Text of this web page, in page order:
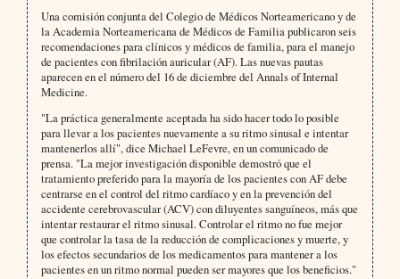
Una comisión conjunta del Colegio de Médicos Norteamericano y de
la Academia Norteamericana de Médicos de Familia publicaron seis
recomendaciones para clínicos y médicos de familia, para el manejo
de pacientes con fibrilación auricular (AF). Las nuevas pautas
aparecen en el número del 16 de diciembre del Annals of Internal
Medicine.
"La práctica generalmente aceptada ha sido hacer todo lo posible
para llevar a los pacientes nuevamente a su ritmo sinusal e intentar
mantenerlos allí", dice Michael LeFevre, en un comunicado de
prensa. "La mejor investigación disponible demostró que el
tratamiento preferido para la mayoría de los pacientes con AF debe
centrarse en el control del ritmo cardíaco y en la prevención del
accidente cerebrovascular (ACV) con diluyentes sanguíneos, más que
intentar restaurar el ritmo sinusal. Controlar el ritmo no fue mejor
que controlar la tasa de la reducción de complicaciones y muerte, y
los efectos secundarios de los medicamentos para mantener a los
pacientes en un ritmo normal pueden ser mayores que los beneficios."